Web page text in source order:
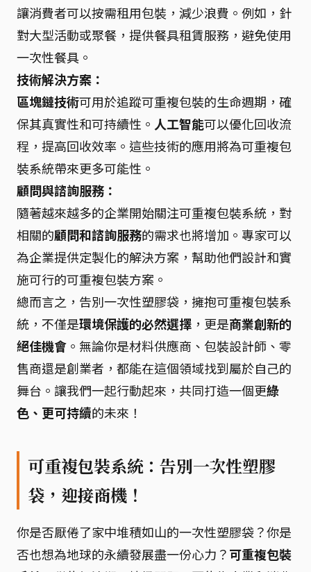
讓消費者可以按需租用包裝，減少浪費。例如，針
對大型活動或聚餐，提供餐具租賃服務，避免使用
一次性餐具。
技術解決方案：
區塊鏈技術可用於追蹤可重複包裝的生命週期，確
保其真實性和可持續性。 人工智能可以優化回收流
程，提高回收效率。這些技術的應用將為可重複包
裝系統帶來更多可能性。
顧問與諮詢服務：
隨著越來越多的企業開始關注可重複包裝系統，對
相關的顧問和諮詢服務的需求也將增加。專家可以
為企業提供定製化的解決方案，幫助他們設計和實
施可行的可重複包裝方案。
總而言之，告別一次性塑膠袋，擁抱可重複包裝系
統，不僅是環境保護的必然選擇 ，更是商業創新的
絕佳機會 。無論你是材料供應商、包裝設計師、零
售商還是創業者，都能在這個領域找到屬於自己的
舞台。讓我們一起行動起來，共同打造一個更綠
色、更可持續的未來！
可重複包裝系統：告別一次性塑膠
袋，迎接商機！
你是否厭倦了家中堆積如山的一次性塑膠袋？你是
否也想為地球的永續發展盡一份心力？可重複包裝